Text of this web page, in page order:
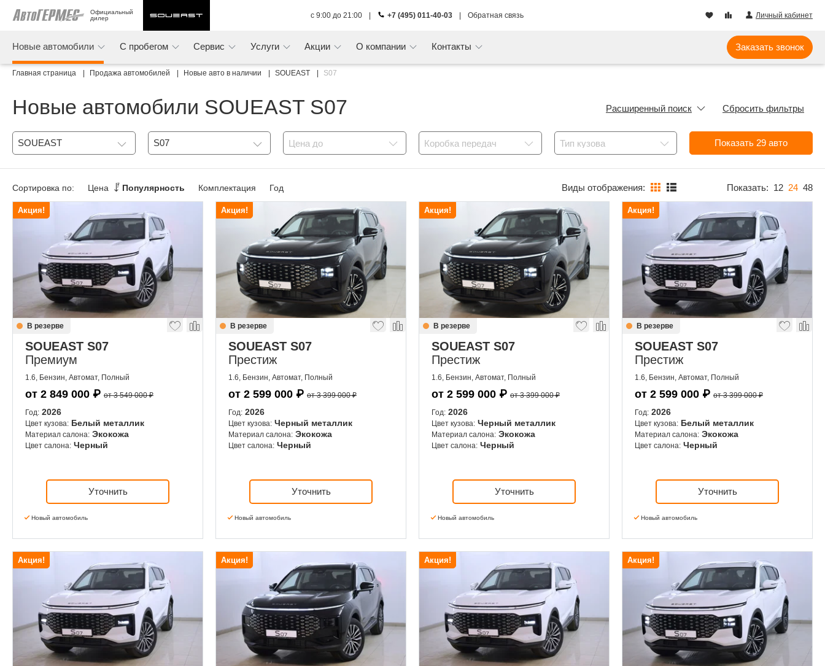
Официальный
дилер
с 9:00 до 21:00 +7 (495) 011-40-03 Обратная связь Личный кабинет
Новые автомобили С пробегом Сервис Услуги Акции О компании Контакты Заказать звонок
Главная страница Продажа автомобилей Новые авто в наличии SOUEAST S07
Новые автомобили SOUEAST S07 Расширенный поиск Сбросить фильтры
SOUEAST S07 Цена до Коробка передач Тип кузова Показать 29авто
Сортировка по: Цена Популярность Комплектация Год Виды отображения: Показать: 12 24 48
Акция!
В резерве
SOUEAST S07
Премиум
1.6, Бензин, Автомат, Полный
от 2 849 000 ₽ от 3 549 000 ₽
Год: 2026
Цвет кузова: Белый металлик
Материал салона: Экокожа
Цвет салона: Черный
Уточнить
Новый автомобиль
Акция!
В резерве
SOUEAST S07
Престиж
1.6, Бензин, Автомат, Полный
от 2 599 000 ₽ от 3 399 000 ₽
Год: 2026
Цвет кузова: Черный металлик
Материал салона: Экокожа
Цвет салона: Черный
Уточнить
Новый автомобиль
Акция!
В резерве
SOUEAST S07
Престиж
1.6, Бензин, Автомат, Полный
от 2 599 000 ₽ от 3 399 000 ₽
Год: 2026
Цвет кузова: Черный металлик
Материал салона: Экокожа
Цвет салона: Черный
Уточнить
Новый автомобиль
Акция!
В резерве
SOUEAST S07
Престиж
1.6, Бензин, Автомат, Полный
от 2 599 000 ₽ от 3 399 000 ₽
Год: 2026
Цвет кузова: Белый металлик
Материал салона: Экокожа
Цвет салона: Черный
Уточнить
Новый автомобиль
Акция! Акция! Акция! Акция!